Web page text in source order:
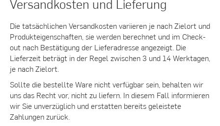
Die tatsächlichen Versandkosten variieren je nach Zielort und
Produkteigenschaften, sie werden berechnet und im Check-
out nach Bestätigung der Lieferadresse angezeigt. Die
Lieferzeit beträgt in der Regel zwischen 3 und 14 Werktagen,
je nach Zielort.
Sollte die bestellte Ware nicht verfügbar sein, behalten wir
uns das Recht vor, nicht zu liefern. In diesem Fall informieren
wir Sie unverzüglich und erstatten bereits geleistete
Zahlungen zurück.